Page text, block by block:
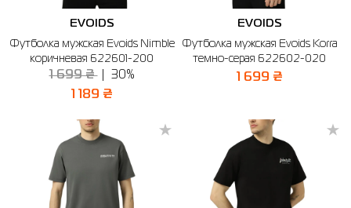
EVOIDS
Футболка мужская Evoids Nimble
коричневая 622601-200
1 699 ₴ 30%
1 189 ₴
EVOIDS
Футболка мужская Evoids Korra
темно-серая 622602-020
1 699 ₴